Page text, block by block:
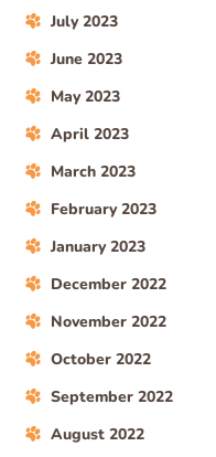
July 2023
June 2023
May 2023
April 2023
March 2023
February 2023
January 2023
December 2022
November 2022
October 2022
September 2022
August 2022